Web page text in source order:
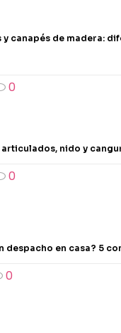
canapés de madera:
0
nido y
0
despacho en casa? 5
0